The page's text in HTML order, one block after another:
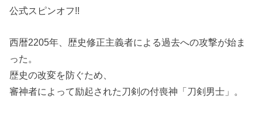
公式スピンオフ!!
西暦2205年、歴史修正主義者による過去への攻撃が始ま
った。
歴史の改変を防ぐため、
審神者によって励起された刀剣の付喪神「刀剣男士」。